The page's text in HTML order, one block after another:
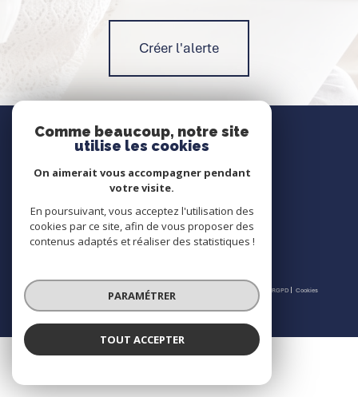
Créer l'alerte
Nous contacter
Contact
Nous suivre
© 2026 | Tous droits réservés | Traduction powered by Google |
Mentions légales Politique RGPD Cookies
Comme beaucoup, notre site
utilise les cookies
On aimerait vous accompagner pendant
votre visite.
En poursuivant, vous acceptez l'utilisation des
cookies par ce site, afin de vous proposer des
contenus adaptés et réaliser des statistiques !
PARAMÉTRER
TOUT ACCEPTER